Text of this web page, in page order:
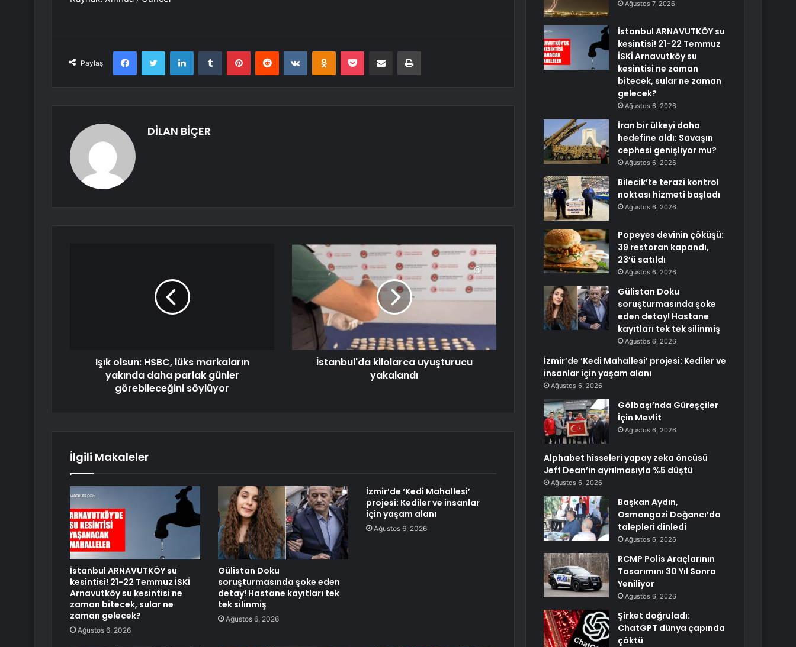
Paylaş
FacebookTwitter LinkedInTumblr PinterestReddit VKontakteOdnoklassniki
Pocket E-Posta ile paylaş Yazdır
DİLAN BİÇER
Işık olsun: HSBC, lüks markaların
yakında daha parlak günler
görebileceğini söylüyor
İstanbul'da kilolarca uyuşturucu
yakalandı
İlgili Makaleler
İstanbul ARNAVUTKÖY su
kesintisi! 21-22 Temmuz İSKİ
Arnavutköy su kesintisi ne
zaman bitecek, sular ne
zaman gelecek?
Ağustos 6, 2026
Gülistan Doku
soruşturmasında şoke eden
detay! Hastane kayıtları tek
tek silinmiş
Ağustos 6, 2026
İzmir’de ‘Kedi Mahallesi’
projesi: Kediler ve insanlar
için yaşam alanı
Ağustos 6, 2026
Ağustos 7, 2026
İstanbul ARNAVUTKÖY su
kesintisi! 21-22 Temmuz
İSKİ Arnavutköy su
kesintisi ne zaman
bitecek, sular ne zaman
gelecek?
Ağustos 6, 2026
İran bir ülkeyi daha
hedefine aldı: Savaşın
cephesi genişliyor mu?
Ağustos 6, 2026
Bilecik’te terazi kontrol
noktası hizmeti başladı
Ağustos 6, 2026
Popeyes devinin çöküşü:
39 restoran kapandı,
23’ü satıldı
Ağustos 6, 2026
Gülistan Doku
soruşturmasında şoke
eden detay! Hastane
kayıtları tek tek silinmiş
Ağustos 6, 2026
İzmir’de ‘Kedi Mahallesi’ projesi: Kediler ve
insanlar için yaşam alanı
Ağustos 6, 2026
Gölbaşı’nda Güreşçiler
İçin Mevlit
Ağustos 6, 2026
Alphabet hisseleri yapay zeka öncüsü
Jeff Dean’in ayrılmasıyla %5 düştü
Ağustos 6, 2026
Başkan Aydın,
Osmangazi Doğancı’da
talepleri dinledi
Ağustos 6, 2026
RCMP Polis Araçlarının
Tasarımını 30 Yıl Sonra
Yeniliyor
Ağustos 6, 2026
Şirket doğruladı:
ChatGPT dünya çapında
çöktü